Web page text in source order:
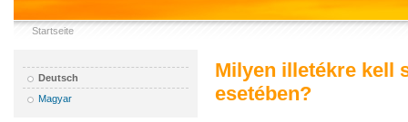
Startseite
Deutsch
Magyar
Milyen illetékre kell
esetében?